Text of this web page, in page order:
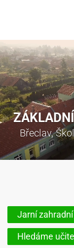
Břeclav,
Jarní
Hledáme